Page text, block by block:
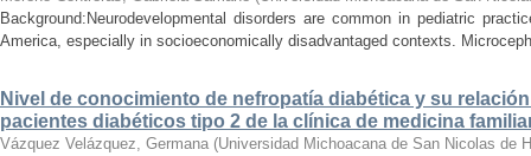
Background:Neurodevelopmental disorders are common in pediatric
America, especially in socioeconomically disadvantaged contexts.
Nivel de conocimiento de nefropatía diabética y su
pacientes diabéticos tipo 2 de la clínica de medicina
Vázquez Velázquez, Germana (Universidad Michoacana de San Nicolas de